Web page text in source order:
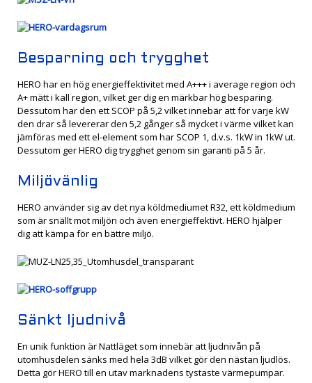
Besparning och trygghet
HERO har en hög energieffektivitet med A+++ i average region och
A+ mätt i kall region, vilket ger dig en märkbar hög besparing.
Dessutom har den ett SCOP på 5,2 vilket innebär att för varje kW
den drar så levererar den 5,2 gånger så mycket i värme vilket kan
jämföras med ett el-element som har SCOP 1, d.v.s. 1kW in 1kW ut.
Dessutom ger HERO dig trygghet genom sin garanti på 5 år.
Miljövänlig
HERO använder sig av det nya köldmediumet R32, ett köldmedium
som är snällt mot miljön och även energieffektivt. HERO hjälper
dig att kämpa för en bättre miljö.
Sänkt ljudnivå
En unik funktion är Nattläget som innebär att ljudnivån på
utomhusdelen sänks med hela 3dB vilket gör den nästan ljudlös.
Detta gör HERO till en utav marknadens tystaste värmepumpar.